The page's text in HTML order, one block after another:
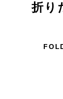
折り